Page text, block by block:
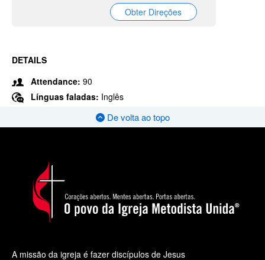
Obter Direções
DETAILS
Attendance: 90
Línguas faladas: Inglês
De volta ao topo
A missão da igreja é fazer discípulos de Jesus